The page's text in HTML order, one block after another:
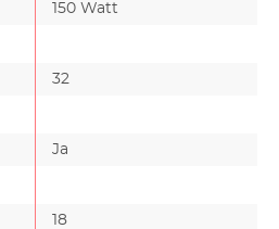
150 Watt
32
Ja
18